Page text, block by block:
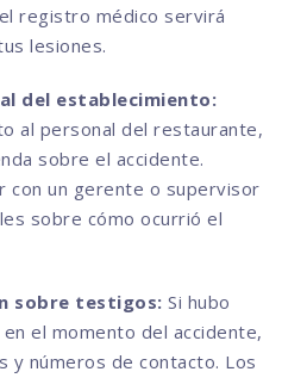
registro médico servirá
lesiones.
del establecimiento:
al personal del restaurante,
sobre el accidente.
con un gerente o supervisor
sobre cómo ocurrió el
sobre testigos: Si hubo
el momento del accidente,
y números de contacto. Los